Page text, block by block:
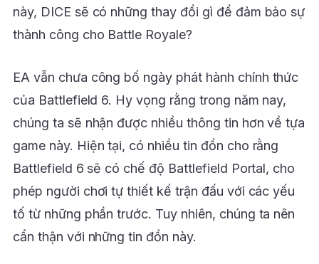
này, DICE sẽ có những thay đổi gì để đảm bảo sự
thành công cho Battle Royale?
EA vẫn chưa công bố ngày phát hành chính thức
của Battlefield 6. Hy vọng rằng trong năm nay,
chúng ta sẽ nhận được nhiều thông tin hơn về tựa
game này. Hiện tại, có nhiều tin đồn cho rằng
Battlefield 6 sẽ có chế độ Battlefield Portal, cho
phép người chơi tự thiết kế trận đấu với các yếu
tố từ những phần trước. Tuy nhiên, chúng ta nên
cẩn thận với những tin đồn này.